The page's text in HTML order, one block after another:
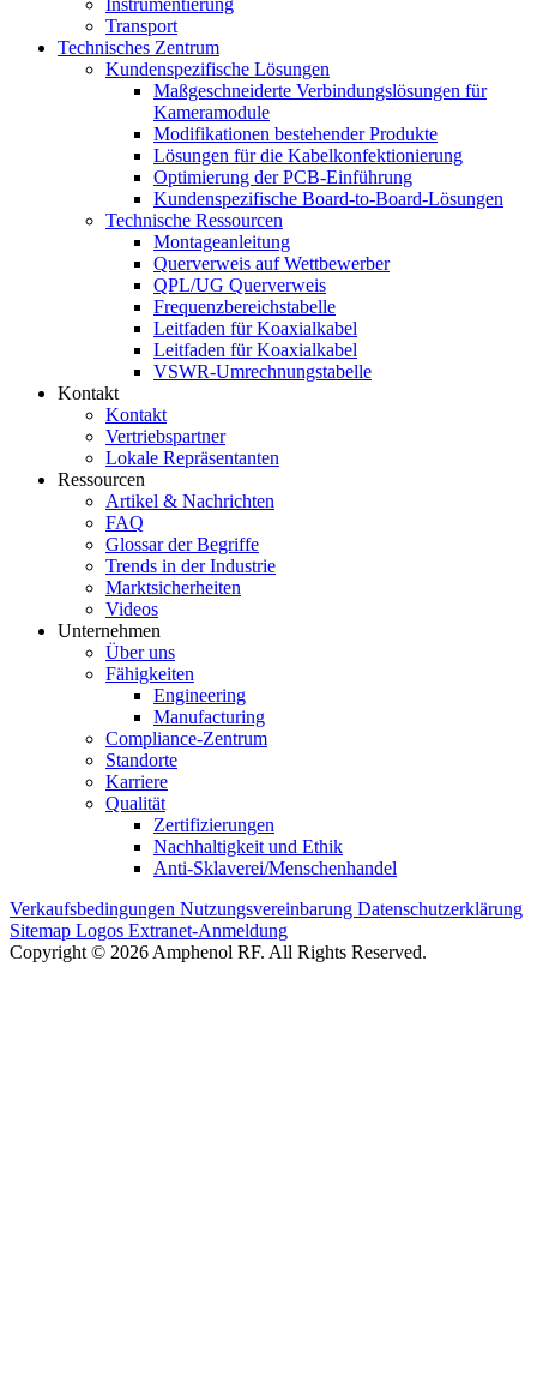
Instrumentierung
Transport
Technisches Zentrum
Kundenspezifische Lösungen
Maßgeschneiderte Verbindungslösungen für
Kameramodule
Modifikationen bestehender Produkte
Lösungen für die Kabelkonfektionierung
Optimierung der PCB-Einführung
Kundenspezifische Board-to-Board-Lösungen
Technische Ressourcen
Montageanleitung
Querverweis auf Wettbewerber
QPL/UG Querverweis
Frequenzbereichstabelle
Leitfaden für Koaxialkabel
Leitfaden für Koaxialkabel
VSWR-Umrechnungstabelle
Kontakt
Kontakt
Vertriebspartner
Lokale Repräsentanten
Ressourcen
Artikel & Nachrichten
FAQ
Glossar der Begriffe
Trends in der Industrie
Marktsicherheiten
Videos
Unternehmen
Über uns
Fähigkeiten
Engineering
Manufacturing
Compliance-Zentrum
Standorte
Karriere
Qualität
Zertifizierungen
Nachhaltigkeit und Ethik
Anti-Sklaverei/Menschenhandel
Verkaufsbedingungen Nutzungsvereinbarung Datenschutzerklärung
Sitemap Logos Extranet-Anmeldung
Copyright © 2026 Amphenol RF. All Rights Reserved.